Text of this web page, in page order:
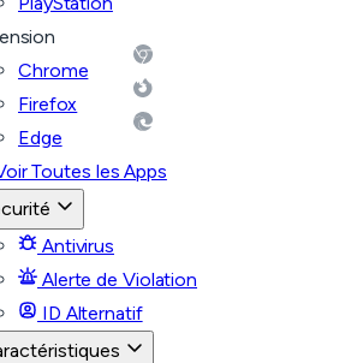
Chrome
Firefox
Edge
Toutes les Apps
Antivirus
Alerte de Violation
ID Alternatif